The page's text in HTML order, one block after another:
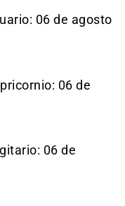
06 de agosto
06 de
06 de